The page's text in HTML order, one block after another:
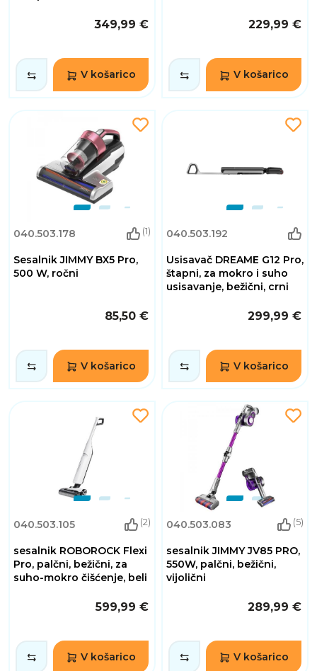
349,99 €
V košarico
229,99 €
V košarico
040.503.178 (1)
Sesalnik JIMMY BX5 Pro,
500 W, ročni
85,50 €
V košarico
040.503.192
Usisavač DREAME G12 Pro,
štapni, za mokro i suho
usisavanje, bežični, crni
299,99 €
V košarico
040.503.105 (2)
sesalnik ROBOROCK Flexi
Pro, palčni, bežični, za
suho-mokro čišćenje, beli
599,99 €
V košarico
040.503.083 (5)
sesalnik JIMMY JV85 PRO,
550W, palčni, bežični,
vijolični
289,99 €
V košarico